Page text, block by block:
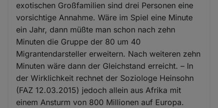
exotischen Großfamilien sind drei Personen eine
vorsichtige Annahme. Wäre im Spiel eine Minute
ein Jahr, dann müßte man schon nach zehn
Minuten die Gruppe der 80 um 40
Migrantendarsteller erweitern. Nach weiteren zehn
Minuten wäre dann der Gleichstand erreicht. – In
der Wirklichkeit rechnet der Soziologe Heinsohn
(FAZ 12.03.2015) jedoch allein aus Afrika mit
einem Ansturm von 800 Millionen auf Europa.